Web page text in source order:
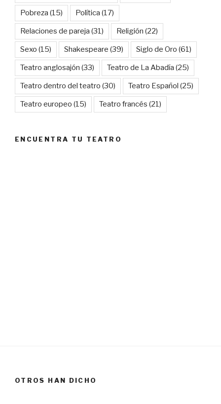
Pobreza (15) Política (17)
Relaciones de pareja (31) Religión (22)
Sexo (15) Shakespeare (39) Siglo de Oro (61)
Teatro anglosajón (33) Teatro de La Abadía (25)
Teatro dentro del teatro (30) Teatro Español (25)
Teatro europeo (15) Teatro francés (21)
ENCUENTRA TU TEATRO
OTROS HAN DICHO